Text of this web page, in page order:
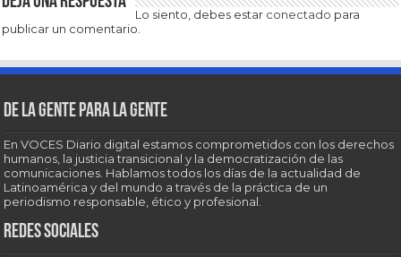
Lo siento, debes estar conectado para
publicar un comentario.
De la gente para la gente
En VOCES Diario digital estamos comprometidos con los derechos
humanos, la justicia transicional y la democratización de las
comunicaciones. Hablamos todos los días de la actualidad de
Latinoamérica y del mundo a través de la práctica de un
periodismo responsable, ético y profesional.
Redes sociales